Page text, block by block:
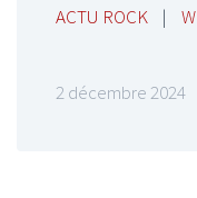
ACTU ROCK |
2 décembre 2024